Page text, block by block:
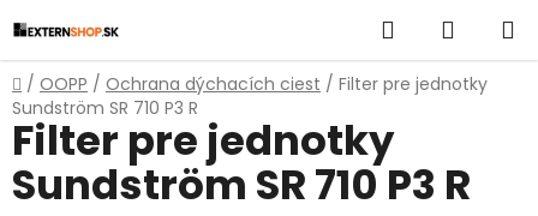
na
obsah
Hľadať
KOŠÍK
Domov
/ OOPP / Ochrana dýchacích ciest / Filter pre jednotky
Sundström SR 710 P3 R
Filter pre jednotky
Sundström SR 710 P3 R